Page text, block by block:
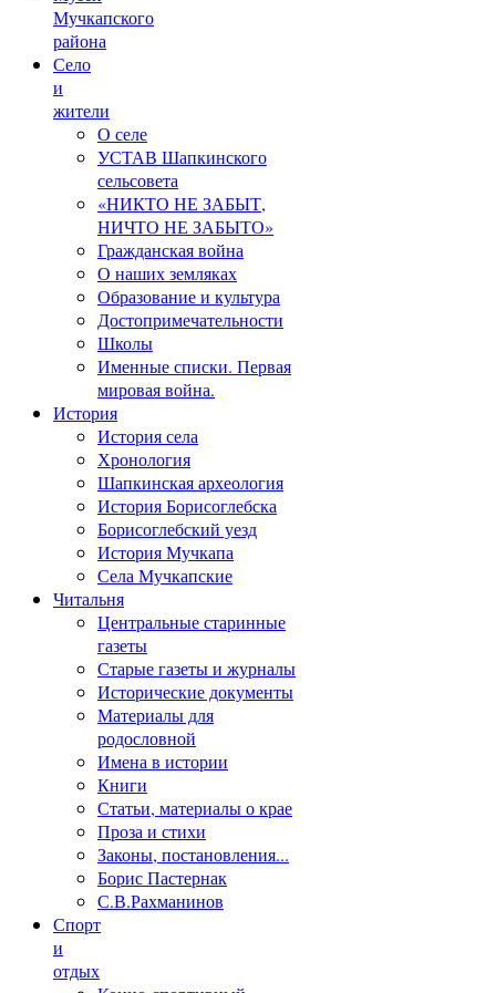
Мучкапского
района
Село
и
жители
О селе
УСТАВ Шапкинского
сельсовета
«НИКТО НЕ ЗАБЫТ,
НИЧТО НЕ ЗАБЫТО»
Гражданская война
О наших земляках
Образование и культура
Достопримечательности
Школы
Именные списки. Первая
мировая война.
История
История села
Хронология
Шапкинская археология
История Борисоглебска
Борисоглебский уезд
История Мучкапа
Села Мучкапские
Читальня
Центральные старинные
газеты
Старые газеты и журналы
Исторические документы
Материалы для
родословной
Имена в истории
Книги
Статьи, материалы о крае
Проза и стихи
Законы, постановления...
Борис Пастернак
С.В.Рахманинов
Спорт
и
отдых